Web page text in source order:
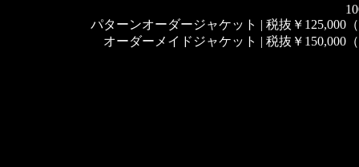
パターンオーダージャケット | 税抜￥125,000
オーダーメイドジャケット | 税抜￥150,000